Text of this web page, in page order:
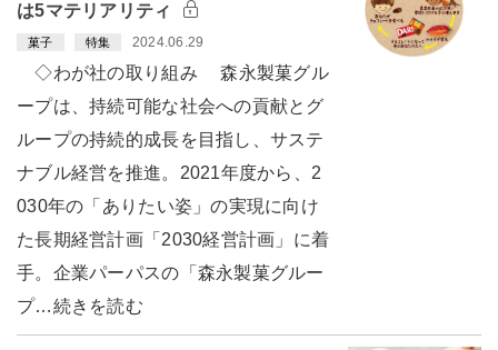
は5マテリアリティ
菓子 特集 2024.06.29
◇わが社の取り組み 森永製菓グル
ープは、持続可能な社会への貢献とグ
ループの持続的成長を目指し、サステ
ナブル経営を推進。2021年度から、2
030年の「ありたい姿」の実現に向け
た長期経営計画「2030経営計画」に着
手。企業パーパスの「森永製菓グルー
プ…続きを読む